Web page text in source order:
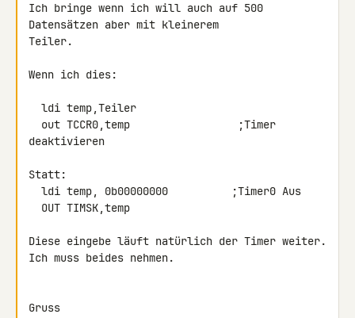
Ich bringe wenn ich will auch auf 500
Datensätzen aber mit kleinerem
Teiler.
Wenn ich dies:
deaktivieren
Statt:
Diese eingebe läuft natürlich der Timer weiter.
Ich muss beides nehmen.
Gruss